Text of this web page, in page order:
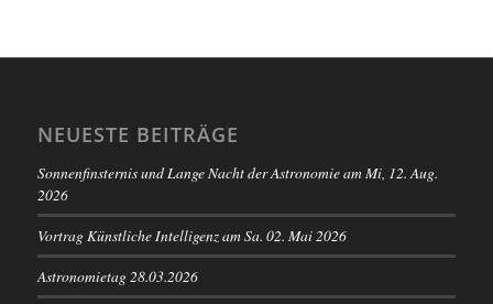
NEUESTE BEITRÄGE
Sonnenfinsternis und Lange Nacht der Astronomie am Mi, 12. Aug.
2026
Vortrag Künstliche Intelligenz am Sa. 02. Mai 2026
Astronomietag 28.03.2026